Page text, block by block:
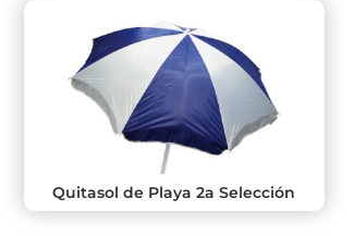
Quitasol de Playa 2a Selección